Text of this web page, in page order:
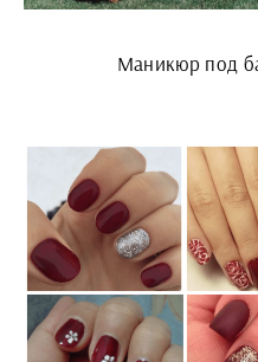
Маникюр под